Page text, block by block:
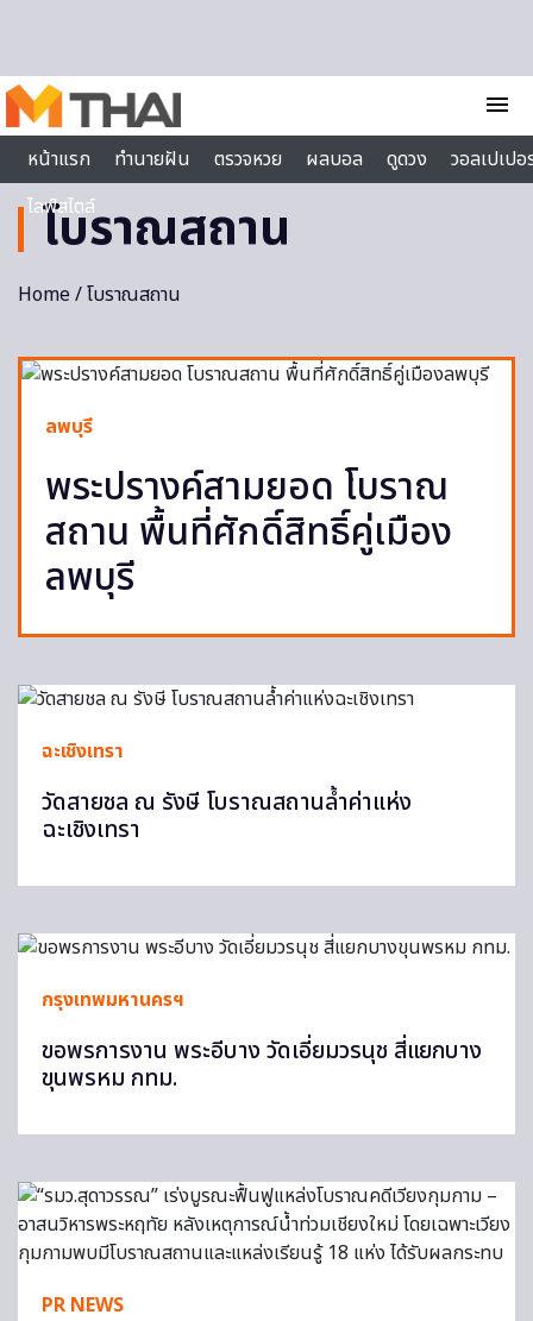
menu
หน้าแรก
ทำนายฝัน ตรวจหวย ผลบอล ดูดวง
วอลเปเป
ไลฟ์สไตล์
โบราณสถาน
Home/ โบราณสถาน
ลพบุรี
พระปรางค์สามยอด โบราณ
สถาน พื้นที่ศักดิ์สิทธิ์คู่เมือง
ลพบุรี
ฉะเชิงเทรา
วัดสายชล ณ รังษี โบราณสถานล้ำค่าแห่ง
ฉะเชิงเทรา
กรุงเทพมหานครฯ
ขอพรการงาน พระอีบาง วัดเอี่ยมวรนุช สี่แยกบาง
ขุนพรหม กทม.
PR NEWS